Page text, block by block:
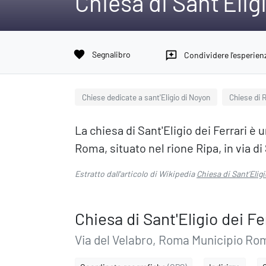
favorite Segnalibro reviews Condividere
Chiese dedicate a sant'Eligio di Noyon Chiese di
La chiesa di Sant'Eligio dei Ferrari
Roma, situato nel rione Ripa, in via
Estratto dall'articolo di WikipediaChiesa di
Chiesa di Sant'Eligio dei
Via del Velabro, Roma Municipio